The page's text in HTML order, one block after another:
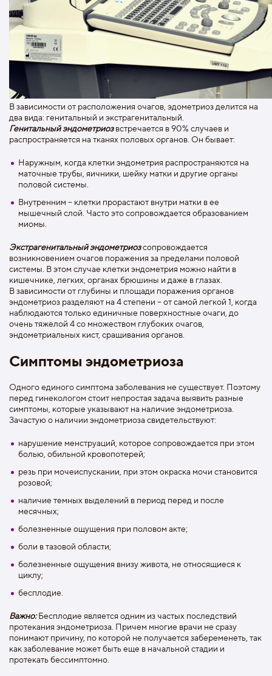
В зависимости от расположения очагов, эдометриоз делится на
два вида: генитальный и экстрагенитальный.
Генитальный эндометриозвстречается в 90% случаев и
распространяется на тканях половых органов. Он бывает:
Наружным, когда клетки эндометрия распространяются на
маточные трубы, яичники, шейку матки и другие органы
половой системы.
Внутренним – клетки прорастают внутри матки в ее
мышечный слой. Часто это сопровождается образованием
миомы.
Экстрагенитальный эндометриозсопровождается
возникновением очагов поражения за пределами половой
системы. В этом случае клетки эндометрия можно найти в
кишечнике, легких, органах брюшины и даже в глазах.
В зависимости от глубины и площади поражения органов
эндометриоз разделяют на 4 степени – от самой легкой 1, когда
наблюдаются только единичные поверхностные очаги, до
очень тяжелой 4 со множеством глубоких очагов,
эндометриальных кист, сращивания органов.
Симптомы эндометриоза
Одного единого симптома заболевания не существует. Поэтому
перед гинекологом стоит непростая задача выявить разные
симптомы, которые указывают на наличие эндометриоза.
Зачастую о наличии эндометриоза свидетельствуют:
нарушение менструаций, которое сопровождается при этом
болью, обильной кровопотерей;
резь при мочеиспускании, при этом окраска мочи становится
розовой;
наличие темных выделений в период перед и после
месячных;
болезненные ощущения при половом акте;
боли в тазовой области;
болезненные ощущения внизу живота, не относящиеся к
циклу;
бесплодие.
Важно:Бесплодие является одним из частых последствий
протекания эндометриоза. Причем многие врачи не сразу
понимают причину, по которой не получается забеременеть, так
как заболевание может быть еще в начальной стадии и
протекать бессимптомно.